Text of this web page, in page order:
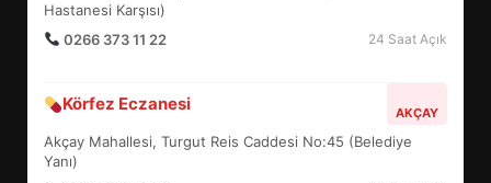
Hastanesi Karşısı)
0266 373 11 22
24 Saat Açık
Körfez Eczanesi AKÇAY
Akçay Mahallesi, Turgut Reis Caddesi No:45 (Belediye
Yanı)
5
6
TURNUVASI KAYITLARI NEYİ